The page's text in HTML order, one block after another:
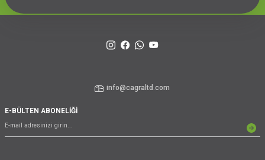
info@cagraltd.com
E-BÜLTEN ABONELİĞİ